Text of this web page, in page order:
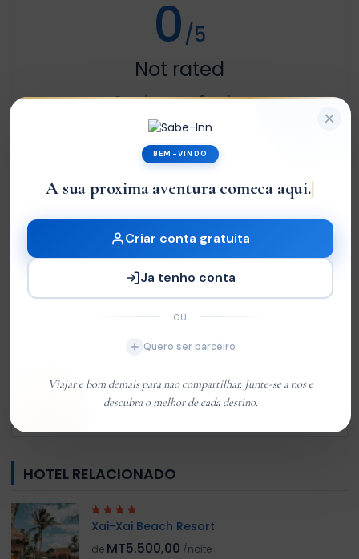
0/5
Not rated
Com base em0 review
Média
Ruim
0
Terrível
Sem Avaliações
to write review
Customer 01
HOTEL RELACIONADO
Xai-Xai Beach Resort
de MT5.500,00 /noite
BEM-VINDO
A sua proxima aventura comeca aqui.
Criar conta gratuita
Ja tenho conta
OU
Quero ser parceiro
Viajar e bom demais para nao compartilhar. Junte-se a nos e
descubra o melhor de cada destino.